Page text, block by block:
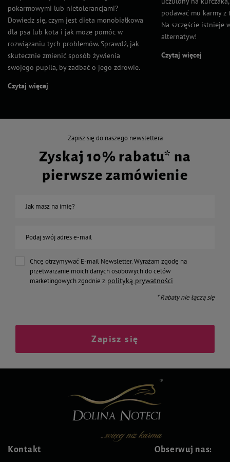
pokarmowymi lub nietolerancjami?
Dowiedz się, czym jest dieta monobiałkowa
dla psa lub kota i jak może pomóc w
rozwiązaniu tych problemów. Sprawdź, jak
skutecznie zmienić sposób żywienia
swojego pupila, by zadbać o jego zdrowie.
Czytaj więcej
podawać mu karmy z
Na szczęście istnieje
alternatyw!
Czytaj więcej
Zapisz się do naszego newslettera
Zyskaj 10% rabatu* na
pierwsze zamówienie
Jak masz na imię?
Podaj swój adres e-mail
Chcę otrzymywać E-mail Newsletter. Wyrażam zgodę na
przetwarzanie moich danych osobowych do celów
marketingowych zgodnie z polityką prywatności
* Rabaty nie łączą się
Zapisz się
Kontakt Obserwuj nas: